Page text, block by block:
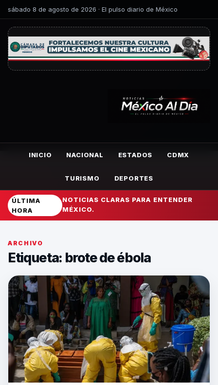
sábado 8 de agosto de 2026 · El pulso diario de México
INICIO NACIONAL ESTADOS CDMX
TURISMO DEPORTES
ÚLTIMA
HORA
NOTICIAS CLARAS PARA ENTENDER
MÉXICO.
ARCHIVO
Etiqueta: brote de ébola